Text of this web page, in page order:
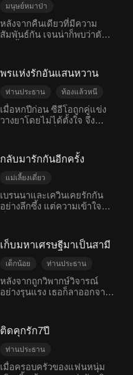
ของเขา ในขณะเดียวกัน เอ
เลนอร์ หญิงสาวที่ครอบครัว
ของเขาเลือกให้แต่งงานด้วย
กระทั่งวางแผนทำลายชีวิต
ของโคลอี้ แต่โนแลนไม่เคย
ยอมแพ้ เขายังคงตามหา
รวบรวมหลักฐานอย่างลับ ๆ
เพื่อเปิดโปงและโค่นล้ม
ความลับที่น่าตกใจซ่อนอยู่
ลูกชายทั้งสองของนางจะ
กลายร่างเป็นลูกเสือดาวใน
ยามค่ำคืน ด้วยเหตุนี้ นางจึง
ปกปิดความจริงเวลาอยู่ใน
ราชวัง นางถูกกดดันและใส่
ร้ายโดยฮองเฮาและสนมลี่
กุ้ยเฟยต่างๆ ความสัมพันธ์กับ
ฮ่องเต้เซียวฮวนก็มีอุปสรรค
จากความเข้าใจผิดมากมาย
เผยในงานเลี้ยงฉลองวันเกิดปี
มนุษย์หมาป่า
วันไนท์สแตน
ความเข้าใจผิด
เด็กน้อย
หลังจากคืนเดียวที่มีความ
สัมพันธ์กัน เจนน่าก็พบว่าตัว
น่าจึงพยายามที่จะลงโทษเธอ
ในขณะเดียวกัน คาร์ลเองก็
ปฏิเสธอย่างสิ้นเชิงว่าไม่มีส่วน
จำเป็นต้องจากไปพร้อมกับลูก
ในท้องของเธอ โดยไม่มีใคร
ครั้งทำให้พวกเขาได้รู้ความ
จริงที่น่าตกใจว่า พวกเขาคือคู่
แท้ที่ถูกลิขิตของกันและกันมา
พรแห่งรักอันแสนหวาน
ท่านประธาน
ท้องแล้วหนี
เด็กน้อย
การต่อสู้กลับ
รักหวานแหวว
เมื่อหกปีก่อน ซีอีโอถูกคู่แข่ง
วางยาโดยไม่ได้ตั้งใจ จึง
นั้นก็ไปมีอะไรกับเธอ ยาหมด
ฤทธิ์แต่ไม่สามารถมองเห็นกัน
อย่างชัดเจน เขาจึงหยิบจี้หยก
หญิงคนนั้นตั้งครรภ์และให้
กำเนิดลูกสาว เธอเปิดร้าน
เป็นคนเจ้าชู้ ซีอีโอประหลาด
ใจเมื่อพบว่าลูกสาวของเธอ
มีหน้าตาคล้ายกับเขามาก
ยืนยันว่าเขาเป็นพ่อของ
ลูกสาว ด้วยเหตุนี้ ซีอีโอจึง
กลับมารักกันอีกครั้ง
แม่เลี้ยงเดี่ยว
ความเข้าใจผิด
คืนดี
จบดี
เด็กน้อย
เบรนนาและเควินเคยรักกัน
อย่างลึกซึ้ง แต่ความเข้าใจผิด
จากที่แยกทางกันไปแล้ว เบรน
นาได้ย้ายไปต่างประเทศและ
เลี้ยงลูกชายของพวกเขา ลูคัส
โชคชะตานำพาให้พวกเขาได้
กลับมาพบกันอีกครั้ง เควินยัง
สร้างครอบครัวใหม่แล้ว ความ
คิดนี้ทำให้เขาเกิดทั้งความรัก
ความขุ่นเคือง และความ
สับสนที่ปะปนกัน ในขณะที่เค
วินพยายามที่จะให้อภัยเธอ
เก็บมหาเศรษฐีมาเป็นสามี
เด็กน้อย
ท่านประธาน
วงการบันเทิง
ปกปิดตัวตน
รักหวานแหวว
หลังจากถูกวิพากษ์วิจารณ์
อย่างรุนแรง เธอก็ลาออกจาก
มาดูกันว่าเธอแอบแต่งงานกับ
ซีอีโอ และกลับมาสู่จุดสุดยอด
แห่งความสำเร็จพร้อมกับลูกที่
ติดคุกรัก7ปี
ท่านประธาน
ความเข้าใจผิด
เมื่อครอบครัวของแฟนหนุ่ม